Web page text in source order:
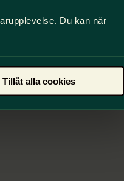
Du kan när
Tillåt alla cookies